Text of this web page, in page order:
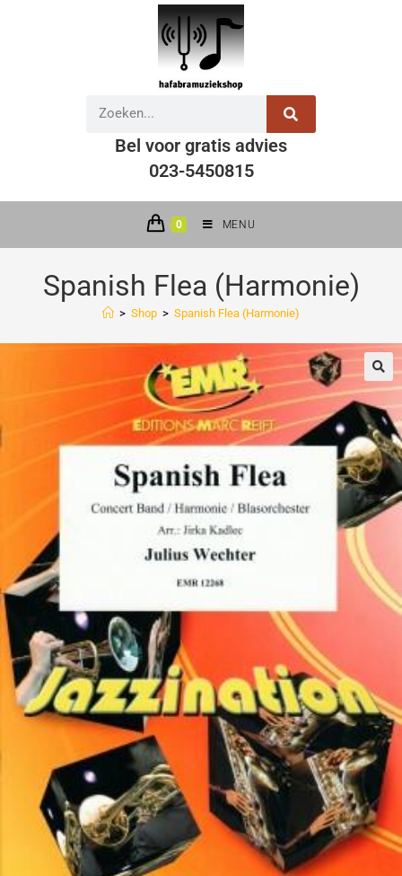
Bel voor gratis advies
023-5450815
0 MENU
Spanish Flea (Harmonie)
> Shop > Spanish Flea (Harmonie)
🔍